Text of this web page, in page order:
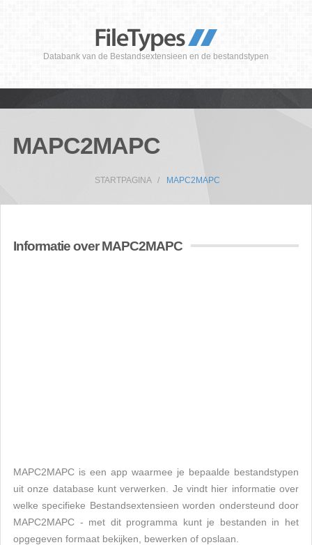
Databank van de Bestandsextensieen en de bestandstypen
MAPC2MAPC
STARTPAGINA MAPC2MAPC
Informatie over MAPC2MAPC
MAPC2MAPC is een app waarmee je bepaalde bestandstypen
uit onze database kunt verwerken. Je vindt hier informatie over
welke specifieke Bestandsextensieen worden ondersteund door
MAPC2MAPC - met dit programma kunt je bestanden in het
opgegeven formaat bekijken, bewerken of opslaan.